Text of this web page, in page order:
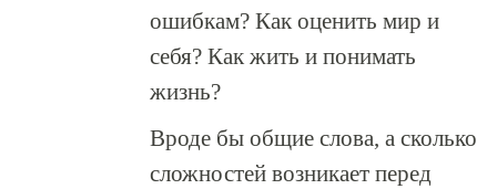
ошибкам? Как оценить мир и
себя? Как жить и понимать
жизнь?
Вроде бы общие слова, а сколько
сложностей возникает перед